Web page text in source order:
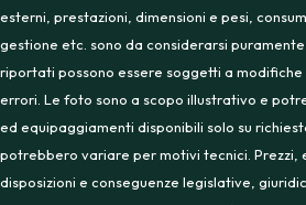
esterni, prestazioni, dimensioni e pesi,
gestione etc. sono da considerarsi
riportati possono essere soggetti a
errori. Le foto sono a scopo illustrativo e
ed equipaggiamenti disponibili solo su
potrebbero variare per motivi tecnici. Prezzi,
disposizioni e conseguenze legislative,